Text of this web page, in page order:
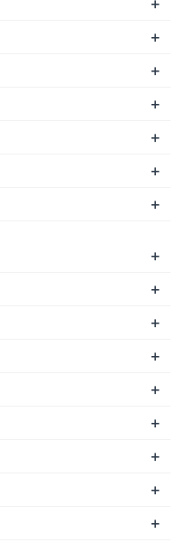
+
+
+
+
+
+
+
+
+
+
+
+
+
+
+